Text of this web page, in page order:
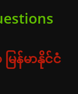
ြန်မာနိုင်ငံ